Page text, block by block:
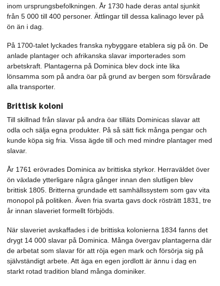
inom ursprungsbefolkningen. År 1730 hade deras antal sjunkit
från 5 000 till 400 personer. Ättlingar till dessa kalinago lever på
ön än i dag.
På 1700-talet lyckades franska nybyggare etablera sig på ön. De
anlade plantager och afrikanska slavar importerades som
arbetskraft. Plantagerna på Dominica blev dock inte lika
lönsamma som på andra öar på grund av bergen som försvårade
alla transporter.
Brittisk koloni
Till skillnad från slavar på andra öar tilläts Dominicas slavar att
odla och sälja egna produkter. På så sätt fick många pengar och
kunde köpa sig fria. Vissa ägde till och med mindre plantager med
slavar.
År 1761 erövrades Dominica av brittiska styrkor. Herraväldet över
ön växlade ytterligare några gånger innan den slutligen blev
brittisk 1805. Britterna grundade ett samhällssystem som gav vita
monopol på politiken. Även fria svarta gavs dock rösträtt 1831, tre
år innan slaveriet formellt förbjöds.
När slaveriet avskaffades i de brittiska kolonierna 1834 fanns det
drygt 14 000 slavar på Dominica. Många övergav plantagerna där
de arbetat som slavar för att röja egen mark och försörja sig på
självständigt arbete. Att äga en egen jordlott är ännu i dag en
starkt rotad tradition bland många dominiker.